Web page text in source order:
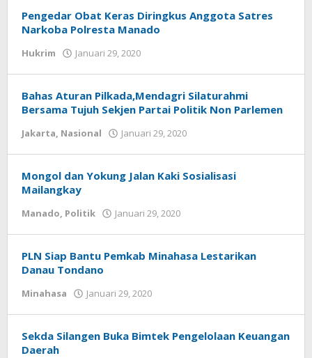
Pengedar Obat Keras Diringkus Anggota Satres
Narkoba Polresta Manado
Hukrim Januari 29, 2020
Bahas Aturan Pilkada,Mendagri Silaturahmi
Bersama Tujuh Sekjen Partai Politik Non Parlemen
Jakarta, Nasional Januari 29, 2020
Mongol dan Yokung Jalan Kaki Sosialisasi
Mailangkay
Manado, Politik Januari 29, 2020
PLN Siap Bantu Pemkab Minahasa Lestarikan
Danau Tondano
Minahasa Januari 29, 2020
Sekda Silangen Buka Bimtek Pengelolaan Keuangan
Daerah